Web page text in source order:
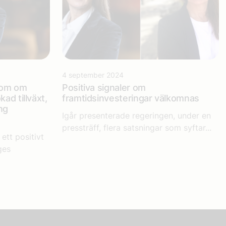
om
tillväxt,
ett positivt
4 september 2024
Positiva signaler om
framtidsinvesteringar välkomnas
Igår presenterade regeringen, under en
pressträff, flera satsningar som syftar...